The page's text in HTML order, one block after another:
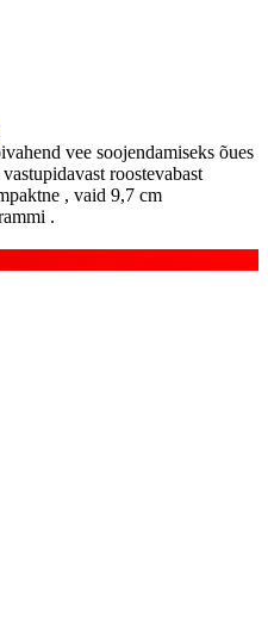
vee soojendamiseks õues
roostevabast
, vaid 9,7 cm
.